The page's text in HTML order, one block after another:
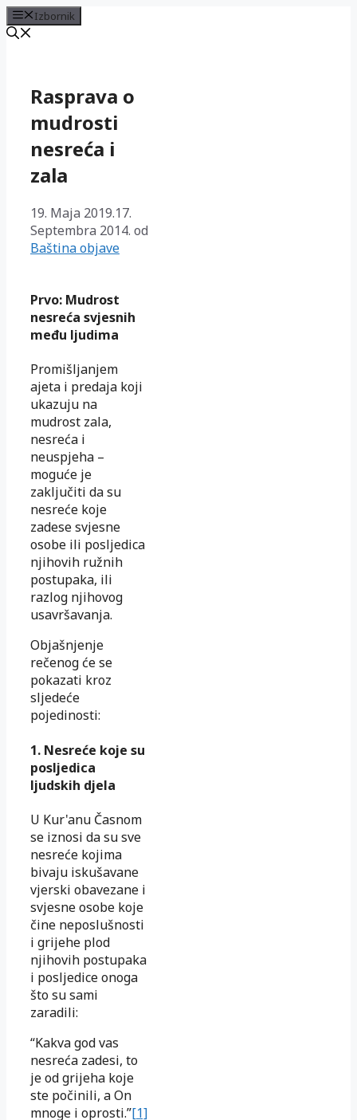
Izbornik
sadržajRasprava o
mudrosti
nesreća i
zala
19. Maja 2019.17.
Septembra 2014. od
Baština objave
Prvo: Mudrost
nesreća svjesnih
među ljudima
Promišljanjem
ajeta i predaja koji
ukazuju na
mudrost zala,
nesreća i
neuspjeha –
moguće je
zaključiti da su
nesreće koje
zadese svjesne
osobe ili posljedica
njihovih ružnih
postupaka, ili
razlog njihovog
usavršavanja.
Objašnjenje
rečenog će se
pokazati kroz
sljedeće
pojedinosti:
1. Nesreće koje su
posljedica
ljudskih djela
U Kur'anu Časnom
se iznosi da su sve
nesreće kojima
bivaju iskušavane
vjerski obavezane i
svjesne osobe koje
čine neposlušnosti
i grijehe plod
njihovih postupaka
i posljedice onoga
što su sami
zaradili:
“Kakva god vas
nesreća zadesi, to
je od grijeha koje
ste počinili, a On
mnoge i oprosti.”[1]